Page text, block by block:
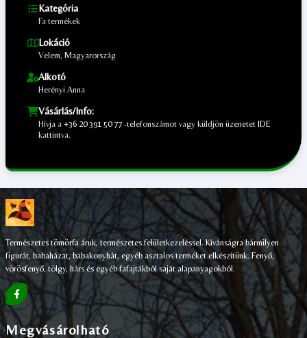
Kategória
Fa termékek
Lokáció
Velem, Magyarország
Alkotó
Herényi Anna
Vásárlás/Info:
Hívja a +36 20 391 50 77 -telefonszámot vagy küldjön üzenetet IDE
kattintva.
Természetes tömörfa áruk, természetes felületkezeléssel. Kívánságra bármilyen
figurát, babaházat, babakonyhát, egyéb asztalos terméket elkészítünk. Fenyő,
vörösfenyő, tölgy, hárs és egyéb fafajtákból saját alapanyagokból.
Megvásárolható